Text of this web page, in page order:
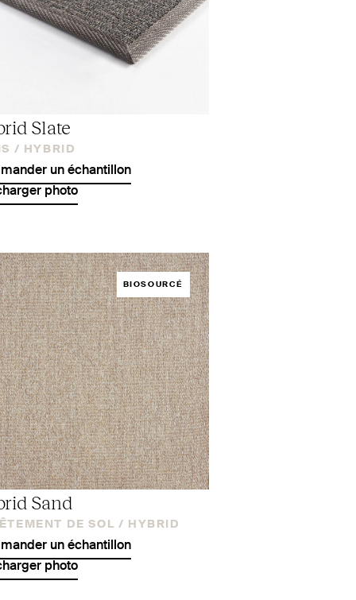
Slate
/ HYBRID
un échantillon
photo
BIOSOURCÉ
Sand
DE SOL / HYBRID
un échantillon
photo